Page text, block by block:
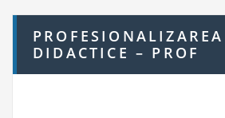
DIDACTICE – PROF